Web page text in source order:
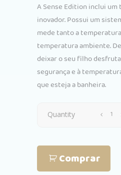
A Sense Edition inclui
inovador. Possui um
mede tanto a
temperatura ambiente.
deixar o seu filho
segurança e à
que esteja a banheira.
Banheira
Bébé-
Quantity
Comprar